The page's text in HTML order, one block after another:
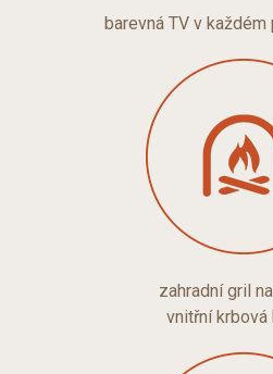
barevná TV v každém
zahradní gril
vnitřní krbová